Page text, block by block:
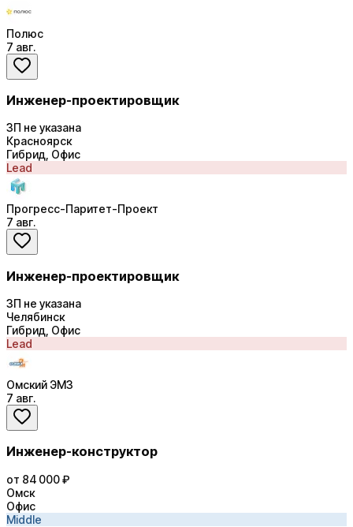
Полюс
7 авг.
Инженер-проектировщик
ЗП не указана
Красноярск
Гибрид, Офис
Lead
Прогресс-Паритет-Проект
7 авг.
Инженер-проектировщик
ЗП не указана
Челябинск
Гибрид, Офис
Lead
Омский ЭМЗ
7 авг.
Инженер-конструктор
от 84 000 ₽
Омск
Офис
Middle